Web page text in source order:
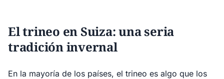
El trineo en Suiza: una seria
tradición invernal
En la mayoría de los países, el trineo es algo que los